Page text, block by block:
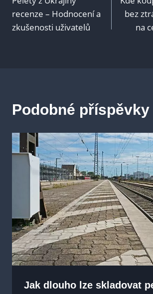
pro
příspěvek
recenze – Hodnocení a
zkušenosti uživatelů
bez
na
Podobné příspěvky
Jak dlouho lze skladovat